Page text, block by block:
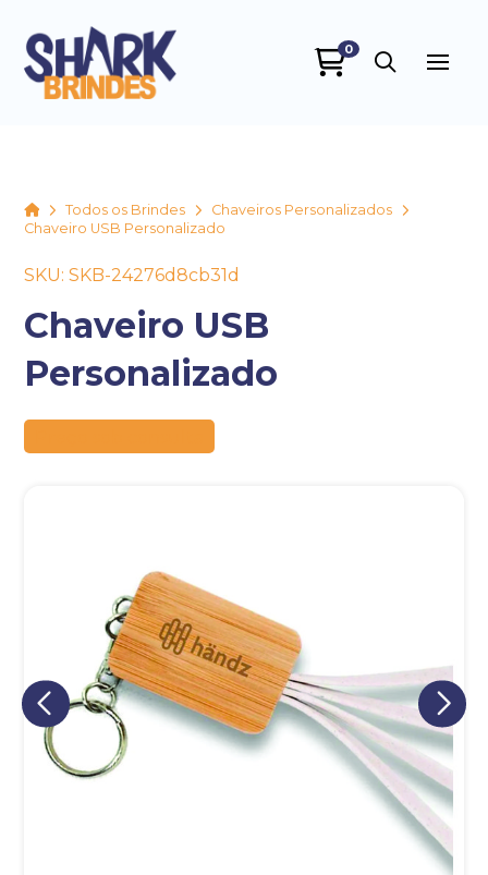
0
HomeTodos os Brindes
Chaveiros Personalizados
Chaveiro USB Personalizado
SKU: SKB-24276d8cb31d
Chaveiro USB
Personalizado
Eu concordo em receber comunicações.
A nossa empresa está comprometida a proteger e respeitar
sua privacidade, utilizaremos seus dados apenas para fins
de marketing. Você pode alterar suas preferências a
qualquer momento.
Iniciar conversa